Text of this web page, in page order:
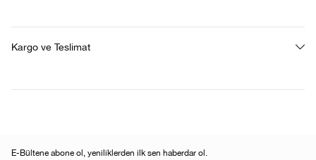
Kargo ve Teslimat
E-Bültene abone ol, yeniliklerden ilk sen haberdar ol.